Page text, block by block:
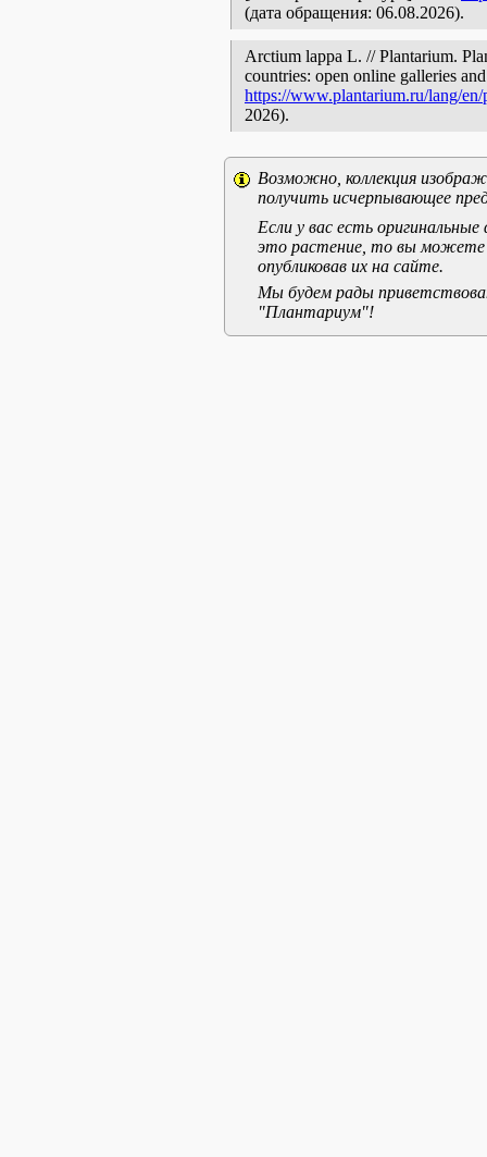
(дата обращения: 06.08.2026).
Arctium lappa L. // Plantarium.
countries: open online galleries
https://www.plantarium.ru/lang/
2026).
Возможно, коллекция
получить исчерпывающее
Если у вас есть
это растение, то вы можете
опубликовав их на сайте.
Мы будем рады
"Плантариум"!